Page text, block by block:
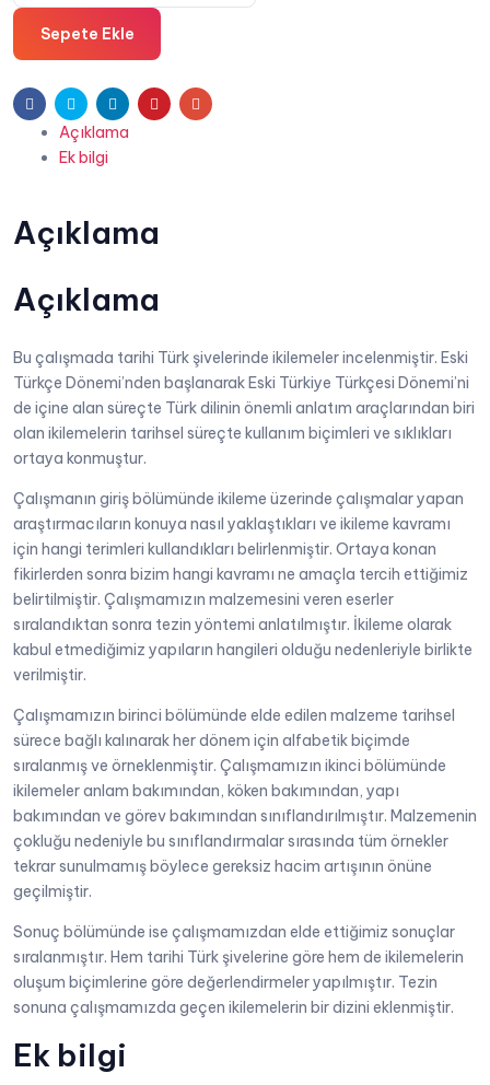
Şivelerinde
İkilemeler
-
Burcu
Uluç
adet
Sepete Ekle
FacebookTwitter LinkedinPinterestE-
Açıklama
Ek bilgi
Açıklama
Açıklama
Bu çalışmada tarihi Türk şivelerinde ikilemeler incelenmiştir. Eski
Türkçe Dönemi’nden başlanarak Eski Türkiye Türkçesi Dönemi’ni
de içine alan süreçte Türk dilinin önemli anlatım araçlarından biri
olan ikilemelerin tarihsel süreçte kullanım biçimleri ve sıklıkları
ortaya konmuştur.
Çalışmanın giriş bölümünde ikileme üzerinde çalışmalar yapan
araştırmacıların konuya nasıl yaklaştıkları ve ikileme kavramı
için hangi terimleri kullandıkları belirlenmiştir. Ortaya konan
fikirlerden sonra bizim hangi kavramı ne amaçla tercih ettiğimiz
belirtilmiştir. Çalışmamızın malzemesini veren eserler
sıralandıktan sonra tezin yöntemi anlatılmıştır. İkileme olarak
kabul etmediğimiz yapıların hangileri olduğu nedenleriyle birlikte
verilmiştir.
Çalışmamızın birinci bölümünde elde edilen malzeme tarihsel
sürece bağlı kalınarak her dönem için alfabetik biçimde
sıralanmış ve örneklenmiştir. Çalışmamızın ikinci bölümünde
ikilemeler anlam bakımından, köken bakımından, yapı
bakımından ve görev bakımından sınıflandırılmıştır. Malzemenin
çokluğu nedeniyle bu sınıflandırmalar sırasında tüm örnekler
tekrar sunulmamış böylece gereksiz hacim artışının önüne
geçilmiştir.
Sonuç bölümünde ise çalışmamızdan elde ettiğimiz sonuçlar
sıralanmıştır. Hem tarihi Türk şivelerine göre hem de ikilemelerin
oluşum biçimlerine göre değerlendirmeler yapılmıştır. Tezin
sonuna çalışmamızda geçen ikilemelerin bir dizini eklenmiştir.
Ek bilgi